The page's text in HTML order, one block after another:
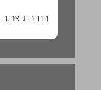
חזרה לאתר